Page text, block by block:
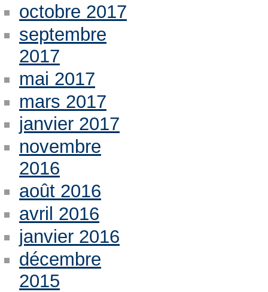
octobre 2017
septembre
2017
mai 2017
mars 2017
janvier 2017
novembre
2016
août 2016
avril 2016
janvier 2016
décembre
2015